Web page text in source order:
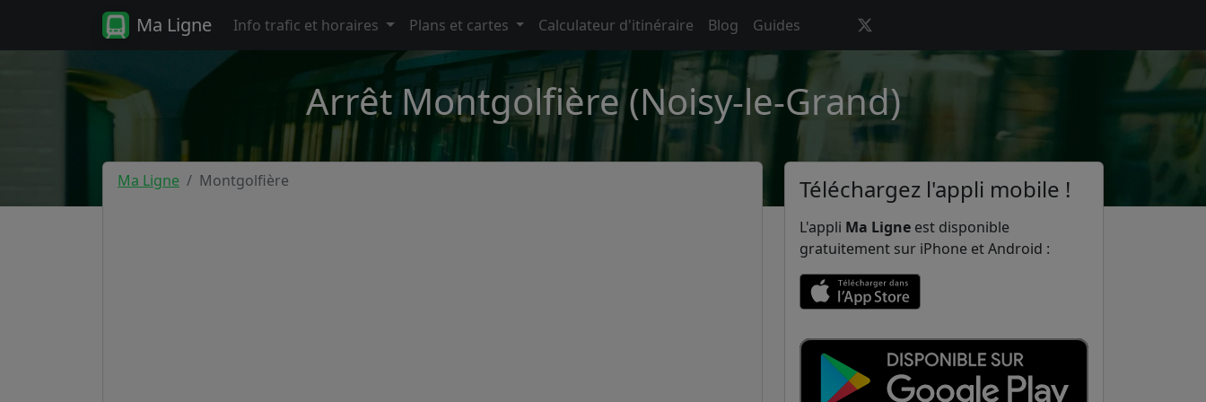
Ma Ligne Info trafic et horaires Plans et cartes Calculateur d'itinéraire Blog Guides
Arrêt Montgolfière (Noisy-le-Grand)
Ma Ligne Montgolfière Téléchargez l'appli mobile !
L'appli Ma Ligne est disponible
gratuitement sur iPhone et Android :